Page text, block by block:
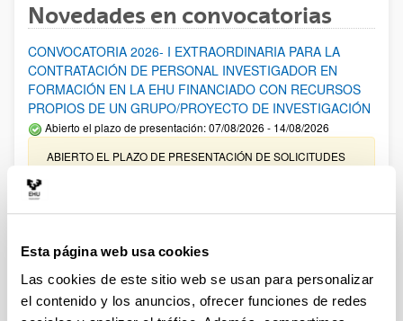
Esta página web usa cookies
Las cookies de este sitio web se usan para personalizar
el contenido y los anuncios, ofrecer funciones de redes
Novedades en convocatorias
CONVOCATORIA 2026- I EXTRAORDINARIA PARA LA
CONTRATACIÓN DE PERSONAL INVESTIGADOR EN
FORMACIÓN EN LA EHU FINANCIADO CON RECURSOS
PROPIOS DE UN GRUPO/PROYECTO DE INVESTIGACIÓN
Abierto el plazo de presentación: 07/08/2026 - 14/08/2026
ABIERTO EL PLAZO DE PRESENTACIÓN DE SOLICITUDES
Ayudas para financiación de la adquisición y renovación de
UPV/EHU 2026
Trámite abierto
25/03/2026: Corrección de errores del listado provisional de
solicitudes admitidas y excluidas. 23/03/2026: Relación